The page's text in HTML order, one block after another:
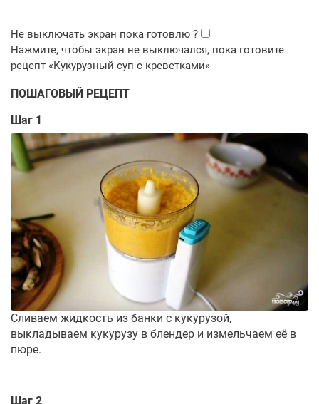
ПОШАГОВЫЙ РЕЦЕПТ
Шаг 1
Сливаем жидкость из банки с кукурузой,
выкладываем кукурузу в блендер и измельчаем её в
пюре.
Шаг 2